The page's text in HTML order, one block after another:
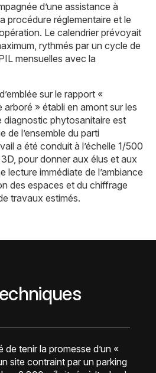
d’une assistance à
procédure réglementaire et le
Le calendrier prévoyait
rythmés par un cycle de
mensuelles avec la
sur le rapport «
arboré » établi en amont sur les
diagnostic phytosanitaire est
de l’ensemble du parti
a été conduit à l’échelle 1/500
pour donner aux élus et aux
lecture immédiate de l’ambiance
des espaces et du chiffrage
travaux estimés.
de tenir la promesse d’un «
site contraint par un parking